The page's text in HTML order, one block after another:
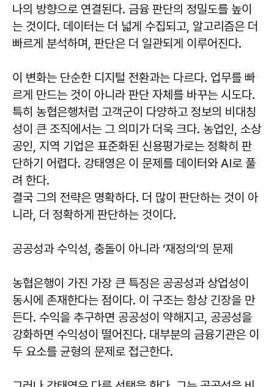
나의 방향으로 연결된다. 금융 판단의 정밀도를 높이
는 것이다. 데이터는 더 넓게 수집되고, 알고리즘은 더
빠르게 분석하며, 판단은 더 일관되게 이루어진다.
이 변화는 단순한 디지털 전환과는 다르다. 업무를 빠
르게 만드는 것이 아니라 판단 자체를 바꾸는 시도다.
특히 농협은행처럼 고객군이 다양하고 정보의 비대칭
성이 큰 조직에서는 그 의미가 더욱 크다. 농업인, 소상
공인, 지역 기업은 표준화된 신용평가로는 정확히 판
단하기 어렵다. 강태영은 이 문제를 데이터와 AI로 풀
려 한다.
결국 그의 전략은 명확하다. 더 많이 판단하는 것이 아
니라, 더 정확하게 판단하는 것이다.
공공성과 수익성, 충돌이 아니라 ‘재정의’의 문제
농협은행이 가진 가장 큰 특징은 공공성과 상업성이
동시에 존재한다는 점이다. 이 구조는 항상 긴장을 만
든다. 수익을 추구하면 공공성이 약해지고, 공공성을
강화하면 수익성이 떨어진다. 대부분의 금융기관은 이
두 요소를 균형의 문제로 접근한다.